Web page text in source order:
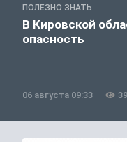
ПОЛЕЗНО ЗНАТЬ
В Кировской
опасность
06 августа 09:33